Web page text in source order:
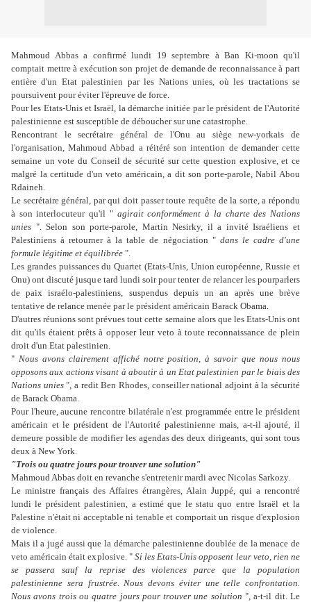
Mahmoud Abbas a confirmé lundi 19 septembre à Ban Ki-moon qu'il
comptait mettre à exécution son projet de demande de reconnaissance à part
entière d'un Etat palestinien par les Nations unies, où les tractations se
poursuivent pour éviter l'épreuve de force.
Pour les Etats-Unis et Israël, la démarche initiée par le président de l'Autorité
palestinienne est susceptible de déboucher sur une catastrophe.
Rencontrant le secrétaire général de l'Onu au siège new-yorkais de
l'organisation, Mahmoud Abbad a réitéré son intention de demander cette
semaine un vote du Conseil de sécurité sur cette question explosive, et ce
malgré la certitude d'un veto américain, a dit son porte-parole, Nabil Abou
Rdaineh.
Le secrétaire général, par qui doit passer toute requête de la sorte, a répondu
à son interlocuteur qu'il " agirait conformément à la charte des Nations
unies ". Selon son porte-parole, Martin Nesirky, il a invité Israéliens et
Palestiniens à retourner à la table de négociation " dans le cadre d'une
formule légitime et équilibrée ".
Les grandes puissances du Quartet (Etats-Unis, Union européenne, Russie et
Onu) ont discuté jusque tard lundi soir pour tenter de relancer les pourparlers
de paix israélo-palestiniens, suspendus depuis un an après une brève
tentative de relance menée par le président américain Barack Obama.
D'autres réunions sont prévues tout cette semaine alors que les Etats-Unis ont
dit qu'ils étaient prêts à opposer leur veto à toute reconnaissance de plein
droit d'un Etat palestinien.
" Nous avons clairement affiché notre position, à savoir que nous nous
opposons aux actions visant à aboutir à un Etat palestinien par le biais des
Nations unies", a redit Ben Rhodes, conseiller national adjoint à la sécurité
de Barack Obama.
Pour l'heure, aucune rencontre bilatérale n'est programmée entre le président
américain et le président de l'Autorité palestinienne mais, a-t-il ajouté, il
demeure possible de modifier les agendas des deux dirigeants, qui sont tous
deux à New York.
"Trois ou quatre jours pour trouver une solution"
Mahmoud Abbas doit en revanche s'entretenir mardi avec Nicolas Sarkozy.
Le ministre français des Affaires étrangères, Alain Juppé, qui a rencontré
lundi le président palestinien, a estimé que le statu quo entre Israël et la
Palestine n'était ni acceptable ni tenable et comportait un risque d'explosion
de violence.
Mais il a jugé aussi que la démarche palestinienne doublée de la menace de
veto américain était explosive. " Si les Etats-Unis opposent leur veto, rien ne
se passera sauf la reprise des violences parce que la population
palestinienne sera frustrée. Nous devons éviter une telle confrontation.
Nous avons trois ou quatre jours pour trouver une solution ", a-t-il dit. Le